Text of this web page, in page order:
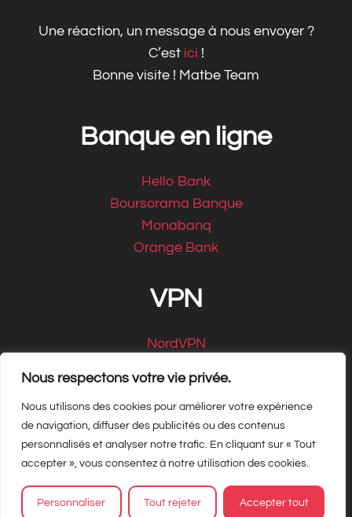
Nous respectons votre vie privée.
Nous utilisons des cookies pour améliorer votre expérience
de navigation, diffuser des publicités ou des contenus
personnalisés et analyser notre trafic. En cliquant sur « Tout
accepter », vous consentez à notre utilisation des cookies.
Personnaliser Tout rejeter Accepter tout
Une réaction, un message à nous envoyer ?
C’est ici !
Bonne visite ! Matbe Team
Banque en ligne
Hello Bank
Boursorama Banque
Monabanq
Orange Bank
VPN
NordVPN
Copyright Matbe.com 2026, tous droits
réservés